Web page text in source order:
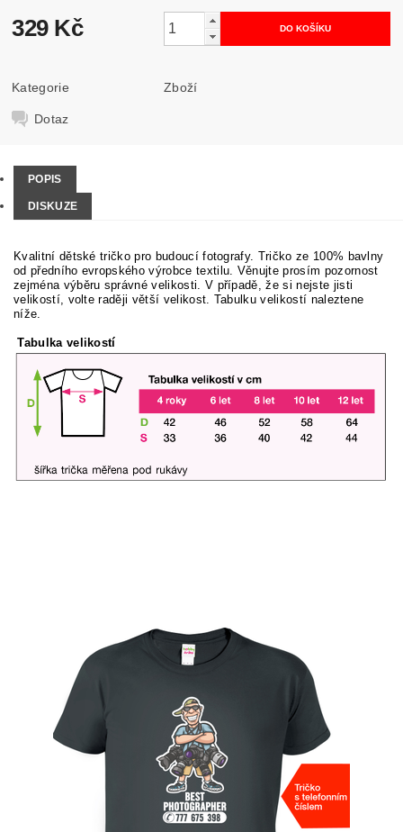
329 Kč
Kategorie Zboží
Dotaz
POPIS
DISKUZE
Kvalitní dětské tričko pro budoucí fotografy. Tričko ze 100% bavlny
od předního evropského výrobce textilu. Věnujte prosím pozornost
zejména výběru správné velikosti. V případě, že si nejste jisti
velikostí, volte raději větší velikost. Tabulku velikostí naleztene
níže.
Tabulka velikostí